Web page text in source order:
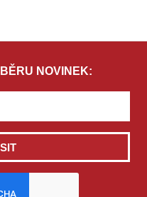
NOVINEK: